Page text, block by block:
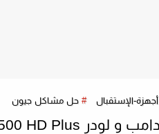
أجهزة-الإستقبال حل مشاكل جيون